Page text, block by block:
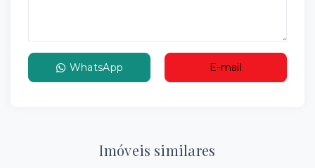
WhatsApp E-mail
Imóveis similares